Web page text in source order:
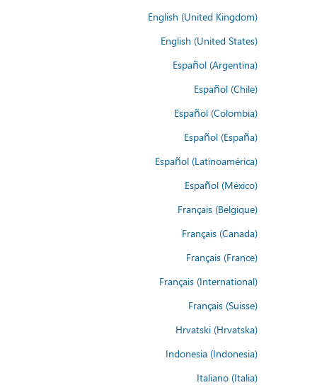
English (United Kingdom)
English (United States)
Español (Argentina)
Español (Chile)
Español (Colombia)
Español (España)
Español (Latinoamérica)
Español (México)
Français (Belgique)
Français (Canada)
Français (France)
Français (International)
Français (Suisse)
Hrvatski (Hrvatska)
Indonesia (Indonesia)
Italiano (Italia)